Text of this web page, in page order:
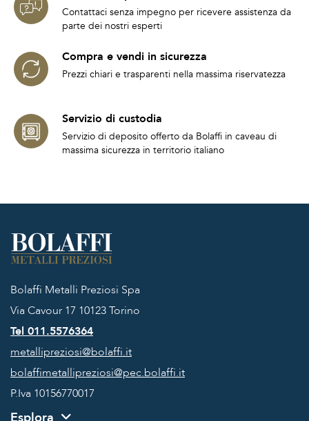
Contattaci senza impegno per ricevere assistenza da
parte dei nostri esperti
Compra e vendi in sicurezza
Prezzi chiari e trasparenti nella massima riservatezza
Servizio di custodia
Servizio di deposito offerto da Bolaffi in caveau di
massima sicurezza in territorio italiano
Bolaffi Metalli Preziosi Spa
Via Cavour 17 10123 Torino
Tel 011.5576364
metallipreziosi@bolaffi.it
bolaffimetallipreziosi@pec.bolaffi.it
P.Iva 10156770017